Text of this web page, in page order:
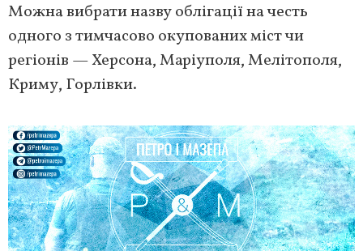
Можна вибрати назву облігації на честь
одного з тимчасово окупованих міст чи
регіонів — Херсона, Маріуполя, Мелітополя,
Криму, Горлівки.